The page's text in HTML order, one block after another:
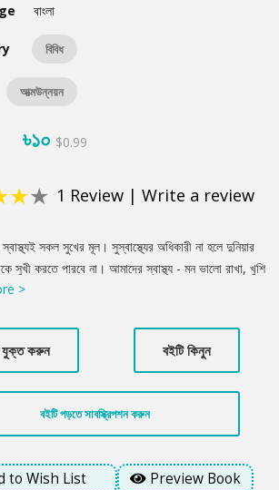
বাংলা
বিবিধ
আত্মউন্নয়ন
৳১০ $0.99
★★ 1 Review | Write a review
সকল সুখের মূল। সুস্বাস্থ্যের অধিকারী না হলে দুনিয়ার
সুখী করতে পারবে না। আমাদের স্বাস্থ্য - মন ভালো রাখা, খুশি
বড় একটা প্রভাব ফেলে। ভালো থাকার জন্য দুই রকম
জীবনযাপনে সুখী থাকার খুব সহজ ৩টি অভ্যাস, অথচ যা
আমূল বদলে দিতে পারে!
>
যুক্ত করুন বইটি কিনুন
বইটি পড়তে সাবস্ক্রিপশন করুন
to Wish List Preview Book